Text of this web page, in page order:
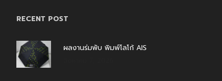
RECENT POST
ผลงานร่มพับ พิมพ์โลโก้ AIS